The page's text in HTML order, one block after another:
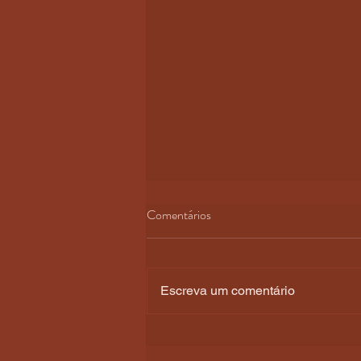
Comentários
Escreva um comentário